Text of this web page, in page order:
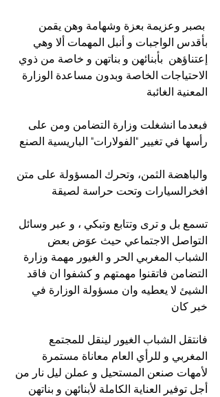
بصبر وعزيمة بعزة وشهامة وهن يقمن
بأقدس الواجبات و أنبل المهمات ألا وهي
إعتناؤهن  بأبنائهن و بناتهن و خاصة من ذوي
الاحتياجات الخاصة وبدون مساعدة الوزارة
المعنية الغائبة
فبعدما انشغلت وزارة التضامن ومن على
رأسها في تغيير "الفولارات" الباريسية الصنع
والباهضة الثمن، وتحرك المسؤولة على متن
افخرالسيارات وتحت حراسة لصيقة
تسمع بل و ترى وتتابع وتبكي ، و عبر وسائل
التواصل الاجتماعي حيث عوَض بعض
الشباب المغربي الحر و الغيور مهمة وزارة
التضامن فاتقنوا مهمتهم و كشفوا ان فاقد
الشيئ لا يعطيه وان مسؤولة الوزارة في
خبر كان
فانتقل الشباب الغيور لينقل للمجتمع
المغربي و للرأي العام معاناة مستمرة
لأمهات صنعن المستحيل و عملن ليل نار من
أجل توفير العناية الكاملة لأبنائهن و بناتهن